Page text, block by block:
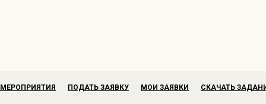
МЕРОПРИЯТИЯ ПОДАТЬ ЗАЯВКУ МОИ ЗАЯВКИ СКАЧАТЬ